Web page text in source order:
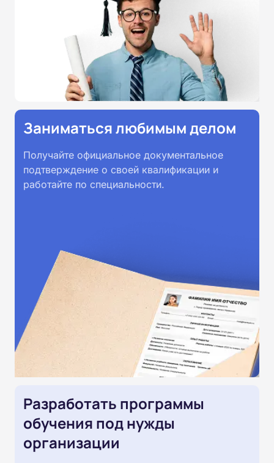
Заниматься любимым делом
Получайте официальное документальное
подтверждение о своей квалификации и
работайте по специальности.
Разработать программы
обучения под нужды
организации